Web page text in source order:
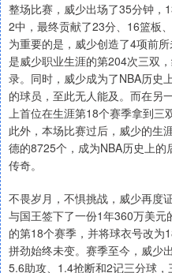
整场比赛，威少出场了35分钟，
2中，最终贡献了23分、16篮板
为重要的是，威少创造了4项前
是威少职业生涯的第204次三双
录。同时，威少成为了NBA历史
的球员，至此无人能及。而在另
上首位在生涯第18个赛季拿到三
此外，本场比赛过后，威少的生
德的8725个，成为NBA历史上
传奇。
不畏岁月，不惧挑战，威少再度
与国王签下了一份1年360万美
的第18个赛季，并将球衣号改为
拼劲始终未变。赛季至今，威少
5.6助攻、1.4抢断和2记三分球